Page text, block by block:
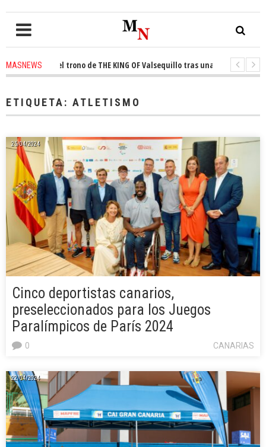
MASNEWSel trono de THE KING OF Valsequillo tras una jornada de
ETIQUETA: ATLETISMO
25/04/2024
Cinco deportistas canarios,
preseleccionados para los Juegos
Paralímpicos de París 2024
CANARIAS
0
22/04/2024